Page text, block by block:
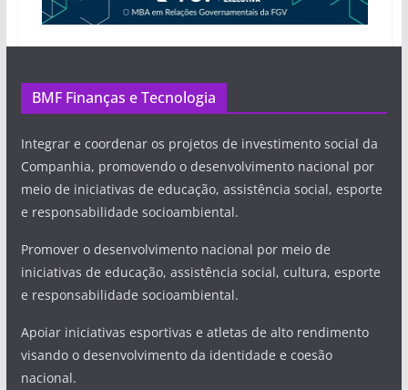
BMF Finanças e Tecnologia
Integrar e coordenar os projetos de investimento social da
Companhia, promovendo o desenvolvimento nacional por
meio de iniciativas de educação, assistência social, esporte
e responsabilidade socioambiental.
Promover o desenvolvimento nacional por meio de
iniciativas de educação, assistência social, cultura, esporte
e responsabilidade socioambiental.
Apoiar iniciativas esportivas e atletas de alto rendimento
visando o desenvolvimento da identidade e coesão
nacional.